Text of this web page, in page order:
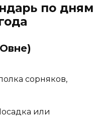
по дням
сорняков,
или